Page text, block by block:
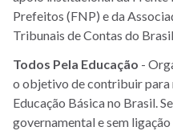
Prefeitos (FNP) e da
Tribunais de Contas do
Todos Pela Educação -
o objetivo de contribuir para
Educação Básica no Brasil.
governamental e sem